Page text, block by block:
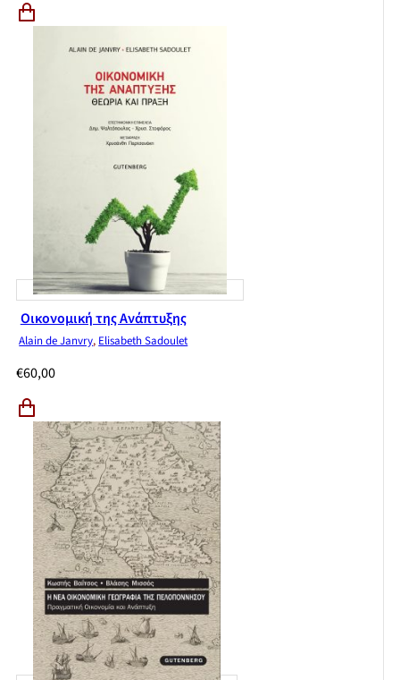
Οικονομική της Ανάπτυξης
Alain de Janvry, Elisabeth Sadoulet
€60,00